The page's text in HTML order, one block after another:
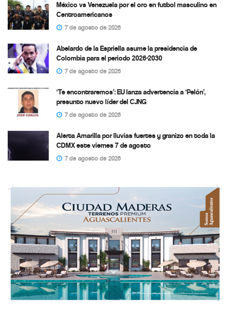
México vs Venezuela por el oro en futbol masculino en
Centroamericanos
7 de agosto de 2026
Abelardo de la Espriella asume la presidencia de
Colombia para el periodo 2026-2030
7 de agosto de 2026
‘Te encontraremos’: EU lanza advertencia a ‘Pelón’,
presunto nuevo líder del CJNG
7 de agosto de 2026
Alerta Amarilla por lluvias fuertes y granizo en toda la
CDMX este viernes 7 de agosto
7 de agosto de 2026